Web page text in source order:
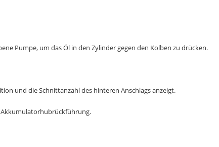
Pumpe, um das Öl in den Zylinder gegen den Kolben zu drücken.
und die Schnittanzahl des hinteren Anschlags anzeigt.
Akkumulatorhubrückführung.